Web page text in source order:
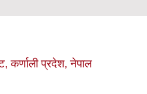
कर्णाली प्रदेश, नेपाल